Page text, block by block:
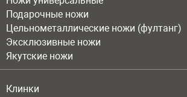
Подарочные ножи
Цельнометаллические ножи (фултанг)
Эксклюзивные ножи
Якутские ножи
Клинки